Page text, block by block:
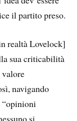
il partito preso.
realtà Lovelock]
sua criticabilità
navigando
“opinioni
si